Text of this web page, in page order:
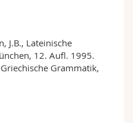
J.B., Lateinische
12. Aufl. 1995.
Grammatik,